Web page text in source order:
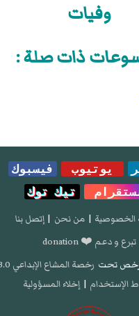
وفيات
ذات صلة :
يوتيوب
فيسبوك
تيك توك
الخصوصية | من نحن | إتصل بنا
تبرع و دعم ❤️ donation
تحت رخصة المشاع الإبداعي 3.0
الإستخدام | إخلاء المسؤولية